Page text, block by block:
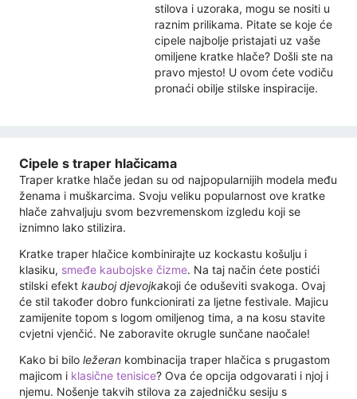
stilova i uzoraka, mogu se nositi u
raznim prilikama. Pitate se koje će
cipele najbolje pristajati uz vaše
omiljene kratke hlače? Došli ste na
pravo mjesto! U ovom ćete vodiču
pronaći obilje stilske inspiracije.
Cipele s traper hlačicama
Traper kratke hlače jedan su od najpopularnijih modela među
ženama i muškarcima. Svoju veliku popularnost ove kratke
hlače zahvaljuju svom bezvremenskom izgledu koji se
iznimno lako stilizira.
Kratke traper hlačice kombinirajte uz kockastu košulju i
klasiku, smeđe kaubojske čizme. Na taj način ćete postići
stilski efekt kauboj djevojkakoji će oduševiti svakoga. Ovaj
će stil također dobro funkcionirati za ljetne festivale. Majicu
zamijenite topom s logom omiljenog tima, a na kosu stavite
cvjetni vjenčić. Ne zaboravite okrugle sunčane naočale!
Kako bi bilo ležeran kombinacija traper hlačica s prugastom
majicom i klasične tenisice? Ova će opcija odgovarati i njoj i
njemu. Nošenje takvih stilova za zajedničku sesiju s